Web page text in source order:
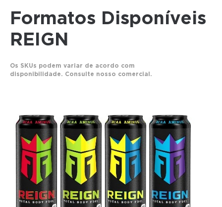
Formatos Disponíveis
REIGN
Os SKUs podem variar de acordo com
disponibilidade. Consulte nosso comercial.